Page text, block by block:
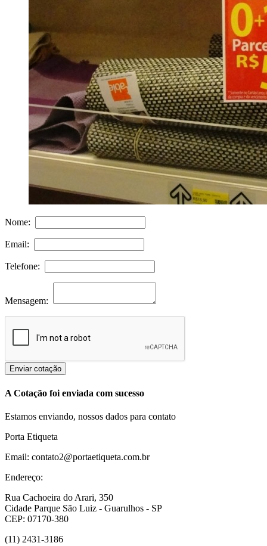
Nome:
Email:
Telefone:
Mensagem:
Enviar cotação
A Cotação foi enviada com sucesso
Estamos enviando, nossos dados para contato
Porta Etiqueta
Email: contato2@portaetiqueta.com.br
Endereço:
Rua Cachoeira do Arari, 350
Cidade Parque São Luiz - Guarulhos - SP
CEP: 07170-380
(11) 2431-3186